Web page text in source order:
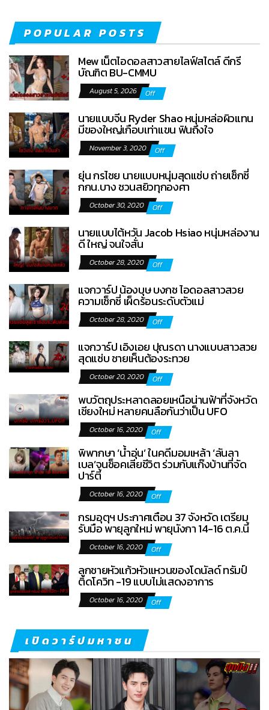
POPULAR POSTS
Mew เน็ตไอดอลสาวสายไลฟ์สไตล์ ดีกรี
บัณฑิต BU-CMMU
August 5, 2026 Off
นายแบบจีน Ryder Shao หนุ่มหล่อผิวแทน
มีของใหญ่เกือบเท่าแขน ฟินถึงใจ
November 3, 2020 Off
ยุ่น กรไชย นายแบบหนุ่มสุดแซ่บ ถ่ายเซ็กซี่
กกน.บาง ชวนสยิวทุกองศา
October 30, 2020 Off
นายแบบไต้หวัน Jacob Hsiao หนุ่มหล่องาน
ดี ใหญ่ จนใจสั่น
October 28, 2020 Off
แจกวาร์ป น้องบุษ บงกช ไอดอลสาวสวย
ความเซ็กซี่ เผ็ดร้อนระดับตัวแม่
October 28, 2020 Off
แจกวาร์ป เอิงเอย ปุณรดา นางแบบสาวสวย
สุดแซ่บ ชายเห็นต้องระทวย
October 20, 2020 Off
พบวัตถุประหลาดลอยเหนือน่านฟ้าที่จังหวัด
เชียงใหม่ หลายคนลือกันว่าเป็น UFO
October 16, 2020 Off
พิพากษา ‘น้ำอุ่น’ ในคดีมอมเหล้า ‘ลันลา
เบล’จนช็อคเสียชีวิต ร่วมกับแก๊งบ้านที่จัด
ปาร์ตี้
October 16, 2020 Off
กรมอุตุฯ ประกาศเตือน 37 จังหวัด เตรียม
รับมือ พายุลูกใหม่ พายุนังกา 14-16 ต.ค.นี้
October 16, 2020 Off
ลูกชายหัวแก้วหัวแหวนของโดนัลด์ ทรัมป์
ติดโควิท -19 แบบไม่แสดงอาการ
October 16, 2020 Off
เปิดวาร์ปมหาชน